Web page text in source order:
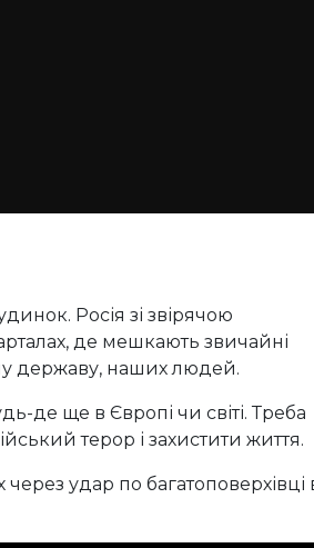
Росія зі звірячою
де мешкають звичайні
державу, наших людей.
де ще в Європі чи світі. Треба
терор і захистити життя.
удар по багатоповерхівці